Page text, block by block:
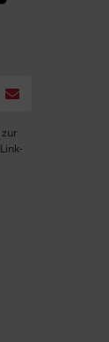
zur
Link-